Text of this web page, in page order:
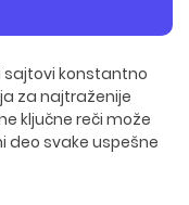
sajtovi konstantno
za najtraženije
ključne reči može
deo svake uspešne